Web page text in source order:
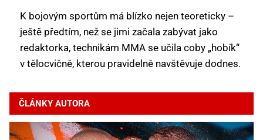
K bojovým sportům má blízko nejen teoreticky –
ještě předtím, než se jimi začala zabývat jako
redaktorka, technikám MMA se učila coby „hobík“
v tělocvičně, kterou pravidelně navštěvuje dodnes.
ČLÁNKY AUTORA